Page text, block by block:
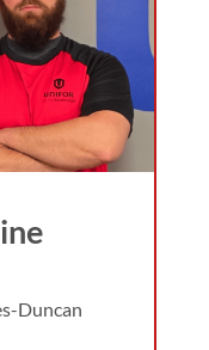
Duncan